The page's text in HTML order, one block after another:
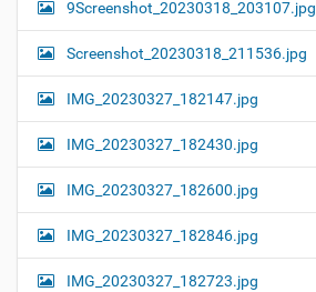
9Screenshot_20230318_203107.jpg
Screenshot_20230318_211536.jpg
IMG_20230327_182147.jpg
IMG_20230327_182430.jpg
IMG_20230327_182600.jpg
IMG_20230327_182846.jpg
IMG_20230327_182723.jpg